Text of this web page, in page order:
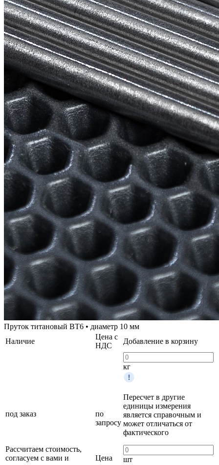
Пруток титановый ВТ6 • диаметр 10 мм
Наличие
Цена с
НДС
Добавление в корзину
под заказ
Рассчитаем стоимость,
согласуем с вами и
по
запросу
Цена
кг
Пересчет в другие
единицы измерения
является справочным и
может отличаться от
фактического
шт